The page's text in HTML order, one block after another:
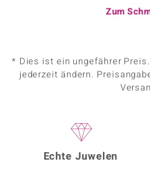
Zum
* Dies ist ein ungefährer
jederzeit ändern.
Echte Juwelen